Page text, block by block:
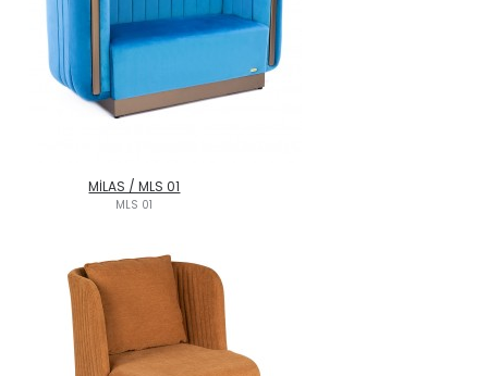
MİLAS / MLS 01
MLS 01